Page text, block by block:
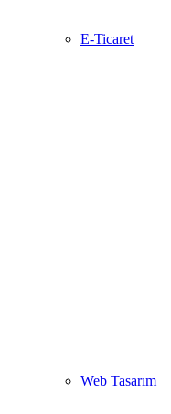
E-Ticaret
Web Tasarım